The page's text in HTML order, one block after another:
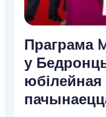
Праграма
у